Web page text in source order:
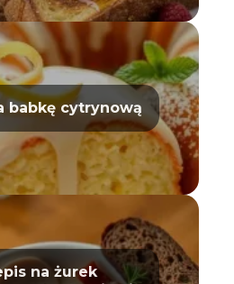
babkę cytrynową
na żurek